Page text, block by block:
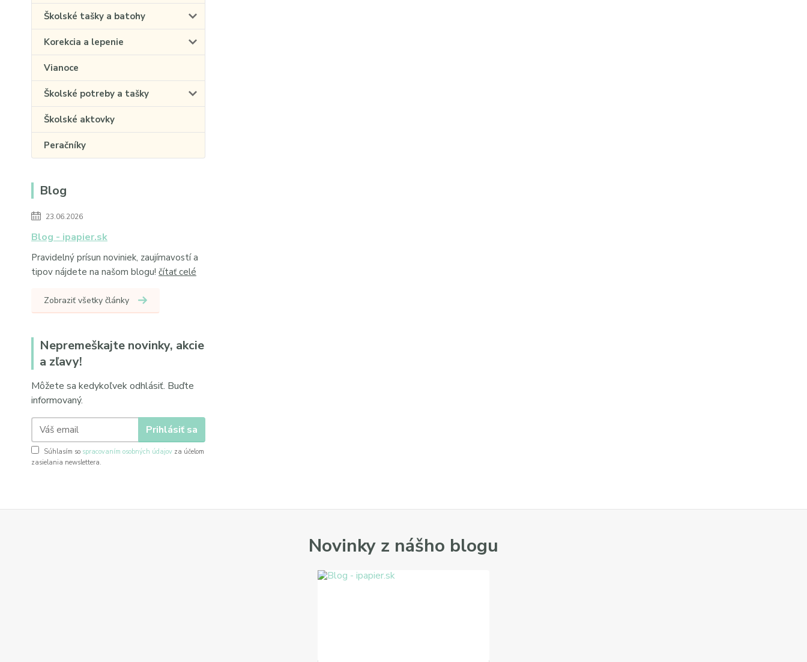
Školské tašky a batohy
Korekcia a lepenie
Vianoce
Školské potreby a tašky
Školské aktovky
Peračníky
Blog
23.06.2026
Blog - ipapier.sk
Pravidelný prísun noviniek, zaujímavostí a
tipov nájdete na našom blogu! čítať celé
Zobraziť všetky články
Nepremeškajte novinky, akcie
a zľavy!
Môžete sa kedykoľvek odhlásiť. Buďte
informovaný.
Prihlásiť sa
Súhlasím so spracovaním osobných údajov za účelom
zasielania newslettera.
Novinky z nášho blogu